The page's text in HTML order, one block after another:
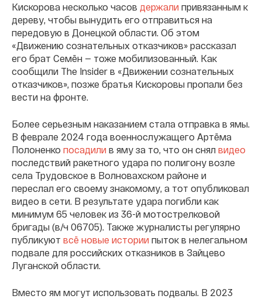
Кискорова несколько часов держали привязанным к
дереву, чтобы вынудить его отправиться на
передовую в Донецкой области. Об этом
«Движению сознательных отказчиков» рассказал
его брат Семён — тоже мобилизованный. Как
сообщили The Insider в «Движении сознательных
отказчиков», позже братья Кискоровы пропали без
вести на фронте.
Более серьезным наказанием стала отправка в ямы.
В феврале 2024 года военнослужащего Артёма
Полоненко посадили в яму за то, что он снял видео
последствий ракетного удара по полигону возле
села Трудовское в Волновахском районе и
переслал его своему знакомому, а тот опубликовал
видео в сети. В результате удара погибли как
минимум 65 человек из 36-й мотострелковой
бригады (в/ч 06705). Также журналисты регулярно
публикуют всё новые истории пыток в нелегальном
подвале для российских отказников в Зайцево
Луганской области.
Вместо ям могут использовать подвалы. В 2023